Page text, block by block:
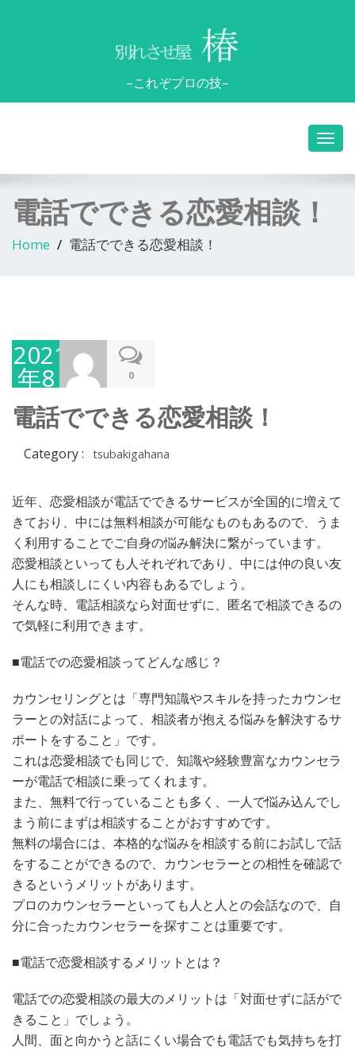
–これぞプロの技–
電話でできる恋愛相談！
Home 電話でできる恋愛相談！
2021
年8
月4
日
0
電話でできる恋愛相談！
Category : tsubakigahana
近年、恋愛相談が電話でできるサービスが全国的に増えて
きており、中には無料相談が可能なものもあるので、うま
く利用することでご自身の悩み解決に繋がっています。
恋愛相談といっても人それぞれであり、中には仲の良い友
人にも相談しにくい内容もあるでしょう。
そんな時、電話相談なら対面せずに、匿名で相談できるの
で気軽に利用できます。
■電話での恋愛相談ってどんな感じ？
カウンセリングとは「専門知識やスキルを持ったカウンセ
ラーとの対話によって、相談者が抱える悩みを解決するサ
ポートをすること」です。
これは恋愛相談でも同じで、知識や経験豊富なカウンセラ
ーが電話で相談に乗ってくれます。
また、無料で行っていることも多く、一人で悩み込んでし
まう前にまずは相談することがおすすめです。
無料の場合には、本格的な悩みを相談する前にお試しで話
をすることができるので、カウンセラーとの相性を確認で
きるというメリットがあります。
プロのカウンセラーといっても人と人との会話なので、自
分に合ったカウンセラーを探すことは重要です。
■電話で恋愛相談するメリットとは？
電話での恋愛相談の最大のメリットは「対面せずに話がで
きること」でしょう。
人間、面と向かうと話にくい場合でも電話でも気持ちを打